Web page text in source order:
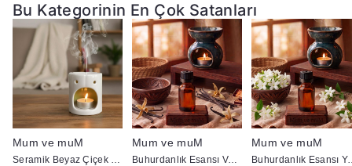
Bu Kategorinin En Çok Satanları
Mum ve muM
Seramik Beyaz Çiçek Model Buhurdanlık
Mum ve muM
Buhurdanlık Esansı Vanilya 10 cc
Mum ve muM